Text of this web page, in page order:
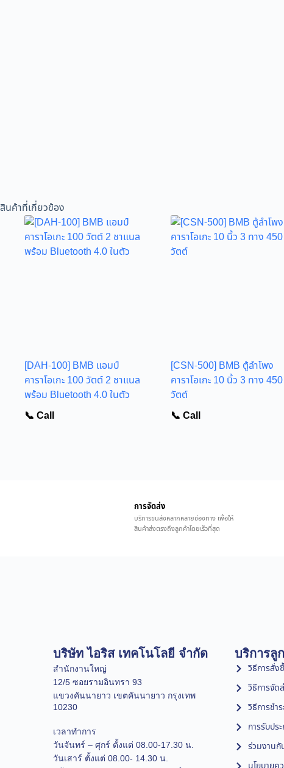
สินค้าที่เกี่ยวข้อง
[DAH-100] BMB แอมป์
คาราโอเกะ 100 วัตต์ 2 ชาแนล
พร้อม Bluetooth 4.0 ในตัว
📞 Call
[CSN-500] BMB ตู้ลำโพง
คาราโอเกะ 10 นิ้ว 3 ทาง 450
วัตต์
📞 Call
การจัดส่ง
บริการขนส่งหลากหลายช่องทาง เพื่อให้
สินค้าส่งตรงถึงลูกค้าโดยเร็วที่สุด
บริษัท ไอริส เทคโนโลยี จำกัด
สำนักงานใหญ่
12/5 ซอยรามอินทรา 93
แขวงคันนายาว เขตคันนายาว กรุงเทพ
10230
เวลาทำการ
วันจันทร์ – ศุกร์ ตั้งแต่ 08.00-17.30 น.
วันเสาร์ ตั้งแต่ 08.00- 14.30 น.
บริการลู
วิธีการสั่ง
วิธีการจัด
วิธีการชำร
การรับปร
ร่วมงานกั